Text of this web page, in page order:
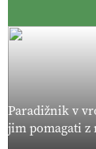
Paradižnik v
jim pomagati